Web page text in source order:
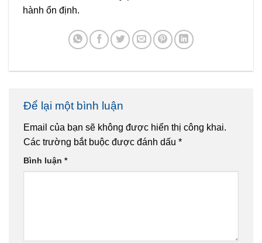
hành ổn định.
Để lại một bình luận
Email của bạn sẽ không được hiển thị công khai.
Các trường bắt buộc được đánh dấu *
Bình luận *